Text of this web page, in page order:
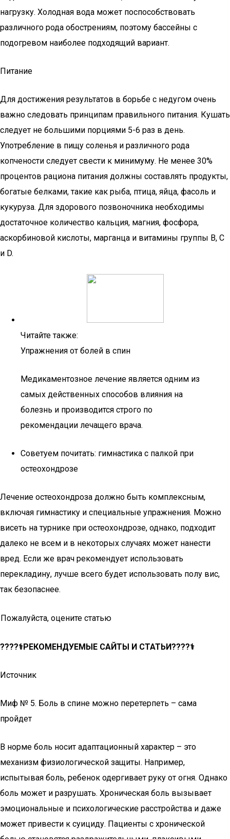
нагрузку. Холодная вода может поспособствовать
различного рода обострениям, поэтому бассейны с
подогревом наиболее подходящий вариант.
Питание
Для достижения результатов в борьбе с недугом очень
важно следовать принципам правильного питания. Кушать
следует не большими порциями 5-6 раз в день.
Употребление в пищу соленья и различного рода
копчености следует свести к минимуму. Не менее 30%
процентов рациона питания должны составлять продукты,
богатые белками, такие как рыба, птица, яйца, фасоль и
кукуруза. Для здорового позвоночника необходимы
достаточное количество кальция, магния, фосфора,
аскорбиновой кислоты, марганца и витамины группы В, С
и D.
Читайте также:
Упражнения от болей в спин
Медикаментозное лечение является одним из
самых действенных способов влияния на
болезнь и производится строго по
рекомендации лечащего врача.
Советуем почитать: гимнастика с палкой при
остеохондрозе
Лечение остеохондроза должно быть комплексным,
включая гимнастику и специальные упражнения. Можно
висеть на турнике при остеохондрозе, однако, подходит
далеко не всем и в некоторых случаях может нанести
вред. Если же врач рекомендует использовать
перекладину, лучше всего будет использовать полу вис,
так безопаснее.
Пожалуйста, оцените статью
????‍⚕️РЕКОМЕНДУЕМЫЕ САЙТЫ И СТАТЬИ????‍⚕️
Источник
Миф № 5. Боль в спине можно перетерпеть – сама
пройдет
В норме боль носит адаптационный характер – это
механизм физиологической защиты. Например,
испытывая боль, ребенок одергивает руку от огня. Однако
боль может и разрушать. Хроническая боль вызывает
эмоциональные и психологические расстройства и даже
может привести к суициду. Пациенты с хронической